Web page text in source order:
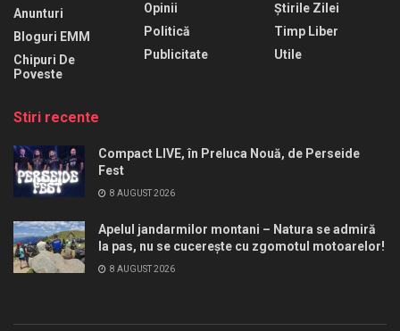
Anunturi
Bloguri EMM
Chipuri De
Poveste
Opinii
Politică
Publicitate
Știrile Zilei
Timp Liber
Utile
Stiri recente
Compact LIVE, în Preluca Nouă, de Perseide
Fest
8 AUGUST 2026
Apelul jandarmilor montani – Natura se admiră
la pas, nu se cucerește cu zgomotul motoarelor!
8 AUGUST 2026